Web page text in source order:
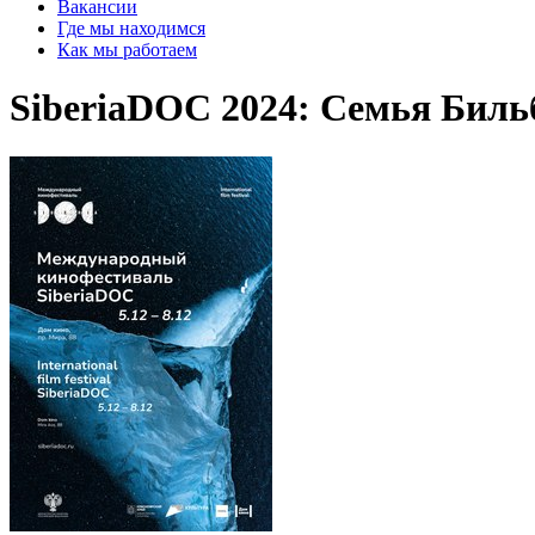
Вакансии
Где мы находимся
Как мы работаем
SiberiaDOC 2024: Семья